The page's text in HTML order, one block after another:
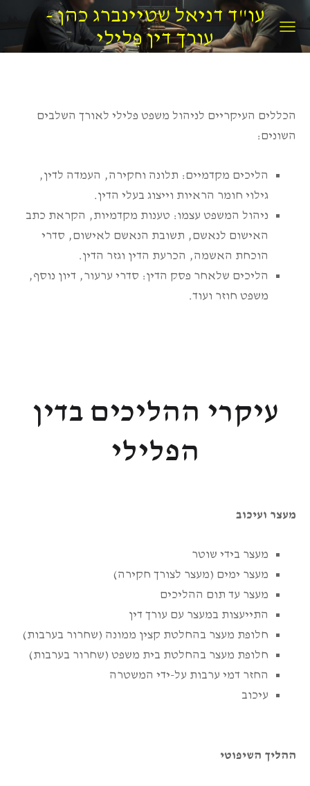
עו"ד דניאל שטיינברג כהן -
עורך דין פלילי
הכללים העיקריים לניהול משפט פלילי לאורך השלבים
השונים:
הליכים מקדמיים: תלונה וחקירה, העמדה לדין,
גילוי חומר הראיות וייצוג בעלי הדין.
ניהול המשפט עצמו: טענות מקדמיות, הקראת כתב
האישום לנאשם, תשובת הנאשם לאישום, סדרי
הוכחת האשמה, הכרעת הדין וגזר הדין.
הליכים שלאחר פסק הדין: סדרי ערעור, דיון נוסף,
משפט חוזר ועוד.
עיקרי ההליכים בדין
הפלילי
מעצר ועיכוב
מעצר בידי שוטר
מעצר ימים (מעצר לצורך חקירה)
מעצר עד תום ההליכים
התייעצות במעצר עם עורך דין
חלופת מעצר בהחלטת קצין ממונה (שחרור בערבות)
חלופת מעצר בהחלטת בית משפט (שחרור בערבות)
החזר דמי ערבות על-ידי המשטרה
עיכוב
ההליך השיפוטי